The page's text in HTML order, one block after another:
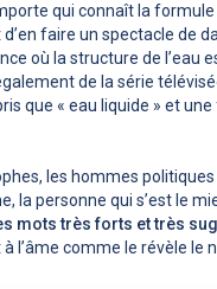
qui connaît la formule
faire un spectacle de
où la structure de l’eau
de la série
que « eau liquide » et
les hommes
la personne qui s’est le
mots très forts et très
l’âme comme le révèle le